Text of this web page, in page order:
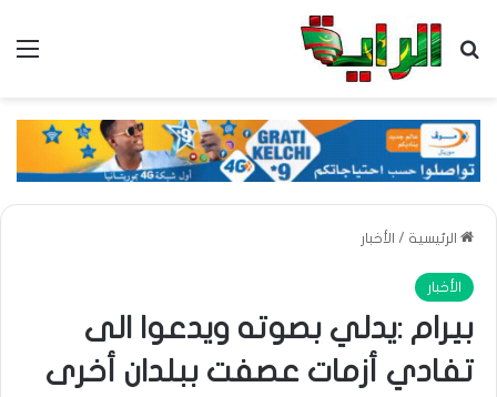
بحث عن
الرئيسية / الأخبار
الأخبار
بيرام :يدلي بصوته ويدعوا الى
تفادي أزمات عصفت ببلدان أخرى